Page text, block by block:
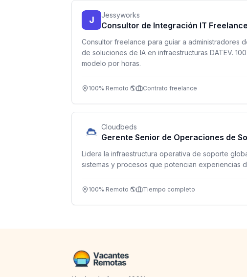
J Jessyworks
Consultor de Integración IT Freelance
Consultor freelance para guiar a administradores
de soluciones de IA en infraestructuras DATEV.
modelo por horas.
100% Remoto 🌎 Contrato freelance
Cloudbeds
Gerente Senior de Operaciones de
Lidera la infraestructura operativa de soporte
sistemas y procesos que potencian experiencias
100% Remoto 🌎 Tiempo completo